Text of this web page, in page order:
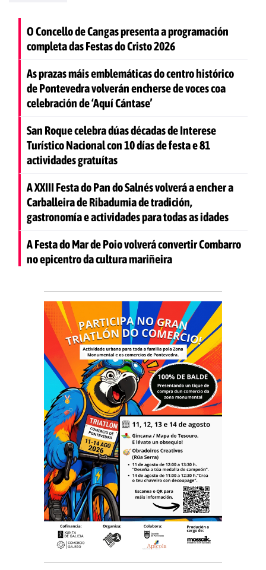
O Concello de Cangas presenta a programación
completa das Festas do Cristo 2026
As prazas máis emblemáticas do centro histórico
de Pontevedra volverán encherse de voces coa
celebración de ‘Aquí Cántase’
San Roque celebra dúas décadas de Interese
Turístico Nacional con 10 días de festa e 81
actividades gratuítas
A XXIII Festa do Pan do Salnés volverá a encher a
Carballeira de Ribadumia de tradición,
gastronomía e actividades para todas as idades
A Festa do Mar de Poio volverá convertir Combarro
no epicentro da cultura mariñeira